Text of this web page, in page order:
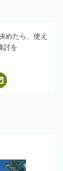
めたら、使え
討を